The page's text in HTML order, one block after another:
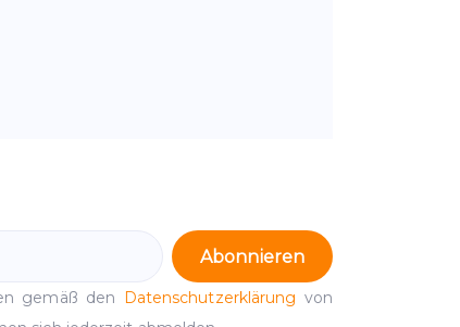
Abonnieren
gemäß den Datenschutzerklärung von